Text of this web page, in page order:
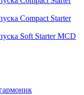
Compact Starter
Soft Starter MCD